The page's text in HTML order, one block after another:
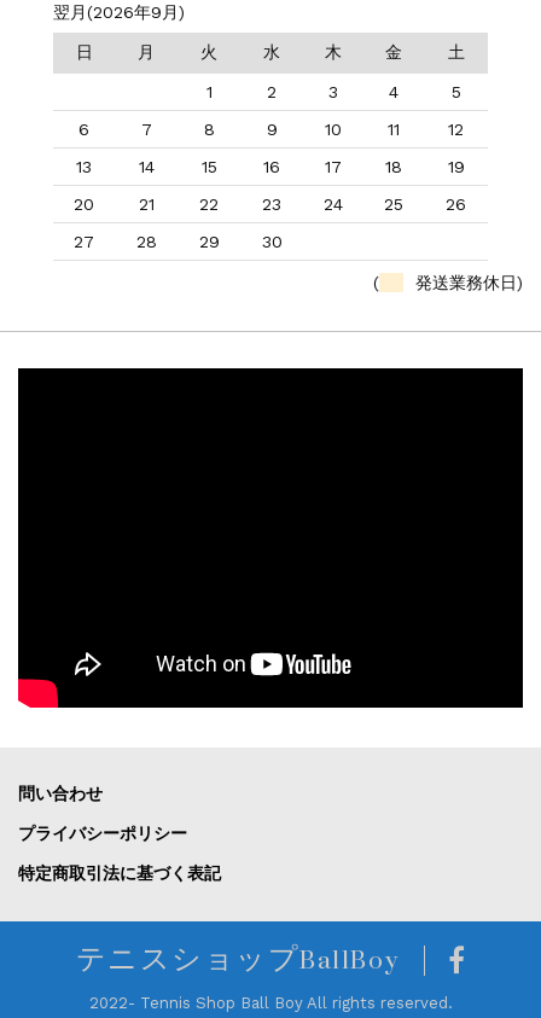
翌月(2026年9月)
日 月 火 水 木 金 土
1 2 3 4
5
6
7 8 9 10 11
12
13
14 15 16 17 18
19
20
21 22 23 24 25
26
27
28 29 30
( 発送業務休日)
問い合わせ
プライバシーポリシー
特定商取引法に基づく表記
テニスショップBallBoy
2022- Tennis Shop Ball Boy All rights reserved.